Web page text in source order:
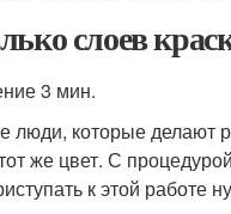
слоев
3 мин.
люди, которые делают
же цвет. С
к этой работе